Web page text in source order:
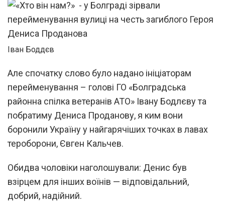
Іван Боддєв
Але спочатку слово було надано ініціаторам
перейменування – голові ГО «Болградська
районна спілка ветеранів АТО» Івану Бодлєву та
побратиму Дениса Проданову, я ким вони
боронили Україну у найгарячіших точках в лавах
тероборони, Євген Кальчев.
Обидва чоловіки наголошували: Денис був
взірцем для інших воїнів — відповідальний,
добрий, надійний.